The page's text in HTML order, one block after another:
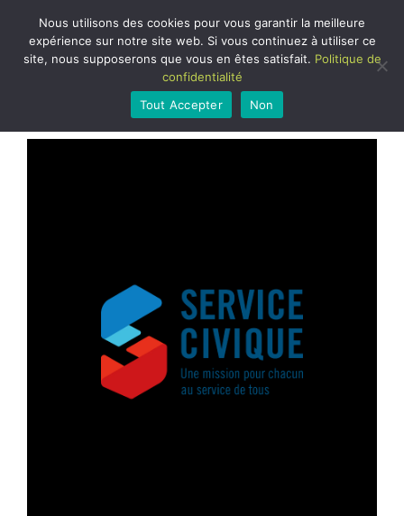
ACTUALITÉS
Nous utilisons des cookies pour vous garantir la meilleure
Si vous continuez à utiliser ce site, nous supposerons que
Politique de confidentialité
Tout Accepter